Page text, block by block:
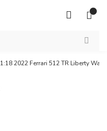
1:18 2022 Ferrari 512 TR Liberty Walk